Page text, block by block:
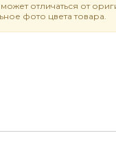
отличаться от
фото цвета товара.